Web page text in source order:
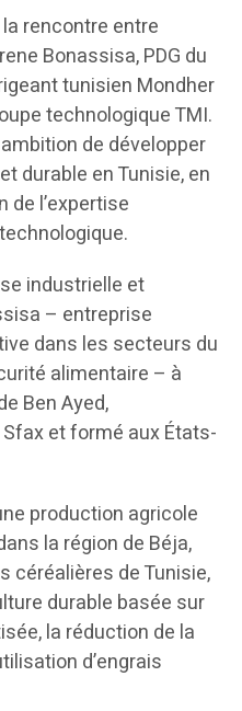
rencontre entre
Bonassisa, PDG du
tunisien Mondher
technologique TMI.
de développer
durable en Tunisie, en
de l’expertise
industrielle et
– entreprise
dans les secteurs du
alimentaire – à
Ben Ayed,
et formé aux États-
production agricole
la région de Béja,
céréalières de Tunisie,
durable basée sur
la réduction de la
d’engrais